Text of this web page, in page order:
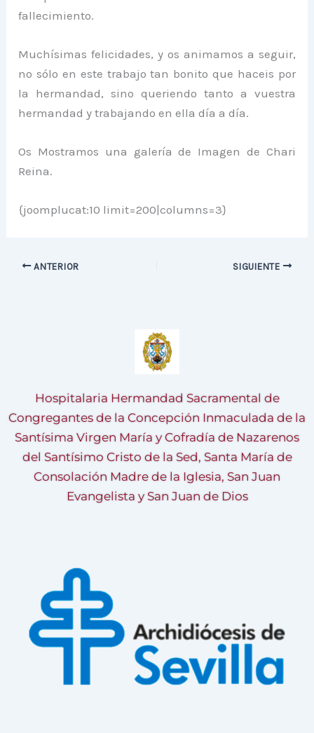
fallecimiento.
Muchísimas felicidades, y os animamos a seguir,
no sólo en este trabajo tan bonito que haceis por
la hermandad, sino queriendo tanto a vuestra
hermandad y trabajando en ella día a día.
Os Mostramos una galería de Imagen de Chari
Reina.
{joomplucat:10 limit=200|columns=3}
ANTERIOR SIGUIENTE
Hospitalaria Hermandad Sacramental de
Congregantes de la Concepción Inmaculada de la
Santísima Virgen María y Cofradía de Nazarenos
del Santísimo Cristo de la Sed, Santa María de
Consolación Madre de la Iglesia, San Juan
Evangelista y San Juan de Dios